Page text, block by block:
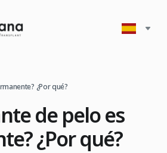
¿Por qué?
de pelo es
¿Por qué?